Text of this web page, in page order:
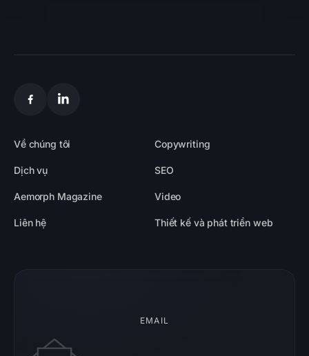
Về chúng tôi
Dịch vụ
Aemorph Magazine
Liên hệ
Copywriting
SEO
Video
Thiết kế và phát triển web
EMAIL